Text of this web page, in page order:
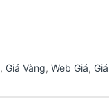
, Giá Vàng, Web Giá, Giá